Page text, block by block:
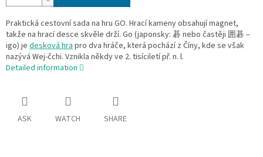
Praktická cestovní sada na hru GO. Hrací kameny obsahují magnet,
takže na hrací desce skvěle drží. Go (japonsky: 碁 nebo častěji 囲碁 –
igo) je desková hrapro dva hráče, která pochází z Číny, kde se však
nazývá Wej-čchi. Vznikla někdy ve 2. tisíciletí př. n. l.
Detailed information
ASK WATCH SHARE